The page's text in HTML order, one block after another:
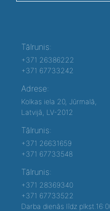
Tālrunis:
+371 26386222
+371 67733242
Adrese:
Kolkas iela 20, Jūrmalā,
Latvijā, LV-2012
Tālrunis:
+371 26631659
+371 67733548
Tālrunis:
+371 28369340
+371 67733522
Darba dienās līdz